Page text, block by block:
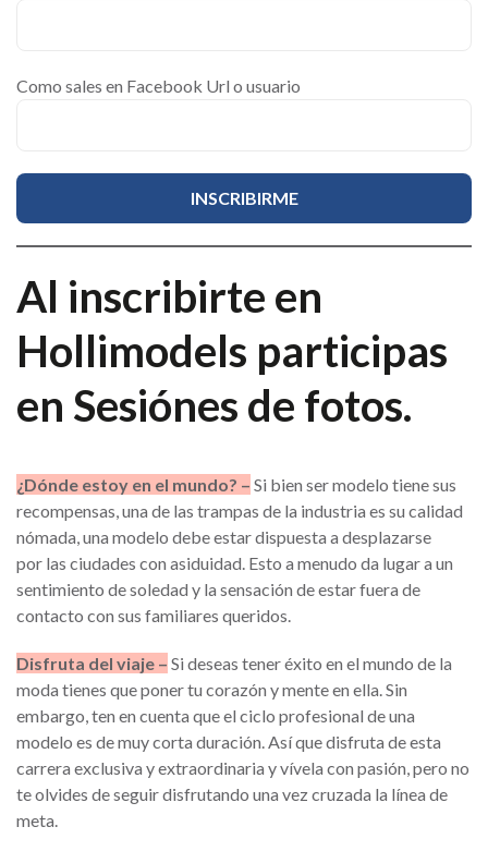
Como sales en Facebook Url o usuario
Al inscribirte en
Hollimodels participas
en Sesiónes de fotos.
¿Dónde estoy en el mundo? – Si bien ser modelo tiene sus
recompensas, una de las trampas de la industria es su calidad
nómada, una modelo debe estar dispuesta a desplazarse
por las ciudades con asiduidad. Esto a menudo da lugar a un
sentimiento de soledad y la sensación de estar fuera de
contacto con sus familiares queridos.
Disfruta del viaje – Si deseas tener éxito en el mundo de la
moda tienes que poner tu corazón y mente en ella. Sin
embargo, ten en cuenta que el ciclo profesional de una
modelo es de muy corta duración. Así que disfruta de esta
carrera exclusiva y extraordinaria y vívela con pasión, pero no
te olvides de seguir disfrutando una vez cruzada la línea de
meta.